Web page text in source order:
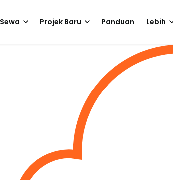
Sewa Projek Baru Panduan Lebih